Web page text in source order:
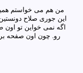
من هم می خواستم
این جوری صلاح
اگه نمی خواین تو اون
رو. چون اون صفحه